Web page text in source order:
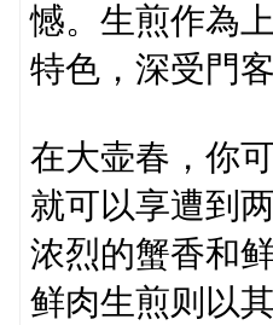
憾。生煎作為
特色，深受門
在大壶春，你
就可以享遭到
浓烈的蟹香和
鲜肉生煎则以